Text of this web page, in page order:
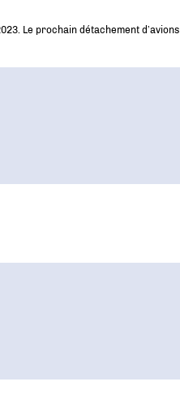
Le prochain détachement d’avions